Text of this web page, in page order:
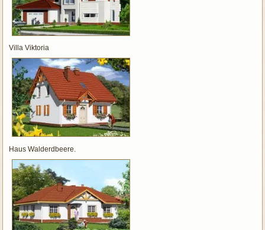
Villa Viktoria
Haus Walderdbeere.